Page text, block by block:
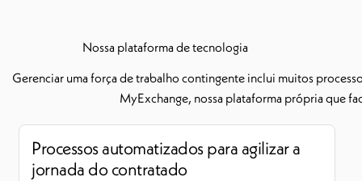
Nossa plataforma de tecnologia
Gerenciar uma força de trabalho contingente inclui muitos
MyExchange, nossa plataforma própria que
Processos automatizados para agilizar a
jornada do contratado